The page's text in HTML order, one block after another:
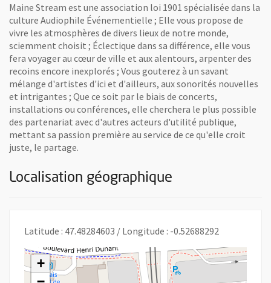
Maine Stream est une association loi 1901 spécialisée dans la
culture Audiophile Événementielle ; Elle vous propose de
vivre les atmosphères de divers lieux de notre monde,
sciemment choisit ; Éclectique dans sa différence, elle vous
fera voyager au cœur de ville et aux alentours, arpenter des
recoins encore inexplorés ; Vous gouterez à un savant
mélange d'artistes d'ici et d'ailleurs, aux sonorités nouvelles
et intrigantes ; Que ce soit par le biais de concerts,
installations ou conférences, elle cherchera le plus possible
des partenariat avec d'autres acteurs d'utilité publique,
mettant sa passion première au service de ce qu'elle croit
juste, le partage.
Localisation géographique
Latitude : 47.48284603 / Longitude : -0.52688292
+